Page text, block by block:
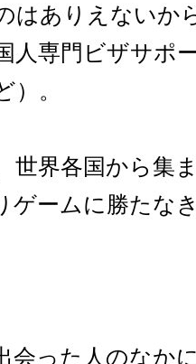
はありえないか
人専門ビザサポ
。
世界各国から集
ゲームに勝たな
会った人のなか